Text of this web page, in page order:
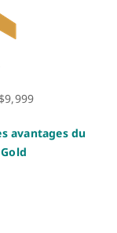
avantages du